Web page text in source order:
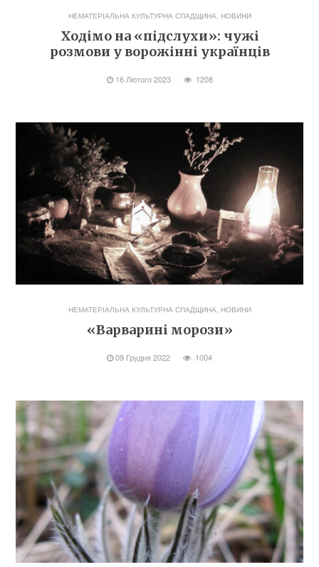
НЕМАТЕРІАЛЬНА КУЛЬТУРНА СПАДЩИНА, НОВИНИ
Ходімо на «підслухи»: чужі
розмови у ворожінні українців
16 Лютого 2023 1208
НЕМАТЕРІАЛЬНА КУЛЬТУРНА СПАДЩИНА, НОВИНИ
«Варварині морози»
09 Грудня 2022 1004